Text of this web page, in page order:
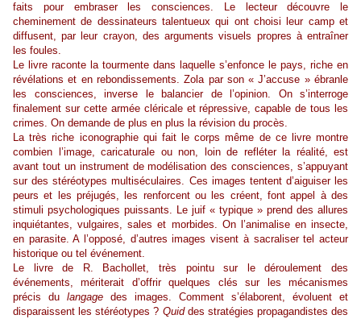
faits pour embraser les consciences. Le lecteur découvre le
cheminement de dessinateurs talentueux qui ont choisi leur camp et
diffusent, par leur crayon, des arguments visuels propres à entraîner
les foules.
Le livre raconte la tourmente dans laquelle s’enfonce le pays, riche en
révélations et en rebondissements. Zola par son « J’accuse » ébranle
les consciences, inverse le balancier de l’opinion. On s’interroge
finalement sur cette armée cléricale et répressive, capable de tous les
crimes. On demande de plus en plus la révision du procès.
La très riche iconographie qui fait le corps même de ce livre montre
combien l’image, caricaturale ou non, loin de refléter la réalité, est
avant tout un instrument de modélisation des consciences, s’appuyant
sur des stéréotypes multiséculaires. Ces images tentent d’aiguiser les
peurs et les préjugés, les renforcent ou les créent, font appel à des
stimuli psychologiques puissants. Le juif « typique » prend des allures
inquiétantes, vulgaires, sales et morbides. On l’animalise en insecte,
en parasite. A l’opposé, d’autres images visent à sacraliser tel acteur
historique ou tel événement.
Le livre de R. Bachollet, très pointu sur le déroulement des
événements, mériterait d’offrir quelques clés sur les mécanismes
précis du langage des images. Comment s’élaborent, évoluent et
disparaissent les stéréotypes ? Quiddes stratégies propagandistes des